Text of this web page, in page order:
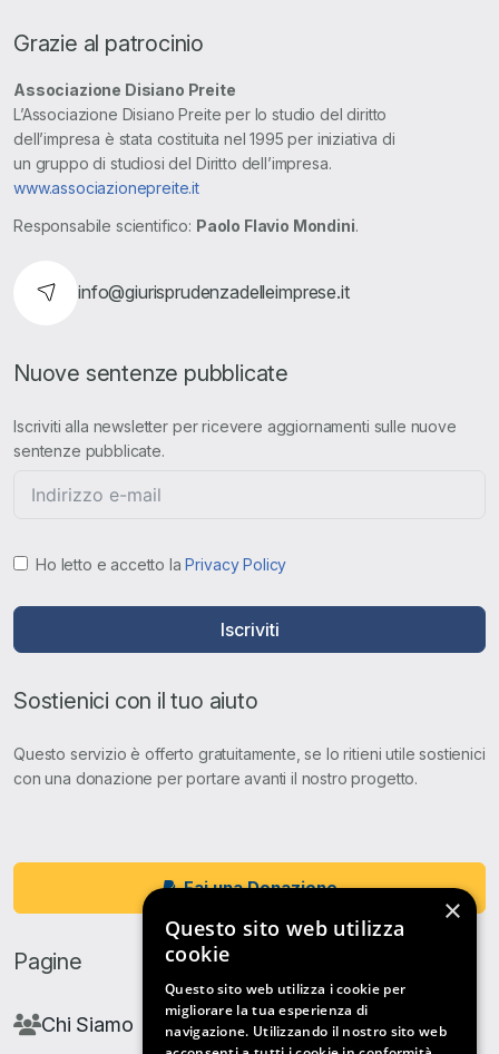
Grazie al patrocinio
Associazione Disiano Preite
L’Associazione Disiano Preite per lo studio del diritto
dell’impresa è stata costituita nel 1995 per iniziativa di
un gruppo di studiosi del Diritto dell’impresa.
www.associazionepreite.it
Responsabile scientifico: Paolo Flavio Mondini.
info@giurisprudenzadelleimprese.it
Nuove sentenze pubblicate
Iscriviti alla newsletter per ricevere aggiornamenti sulle nuove
sentenze pubblicate.
Ho letto e accetto laPrivacy Policy
Iscriviti
Sostienici con il tuo aiuto
Questo servizio è offerto gratuitamente, se lo ritieni utile sostienici
con una donazione per portare avanti il nostro progetto.
Fai una Donazione
Pagine
Chi Siamo
×
Questo sito web utilizza
cookie
Questo sito web utilizza i cookie per
migliorare la tua esperienza di
navigazione. Utilizzando il nostro sito web